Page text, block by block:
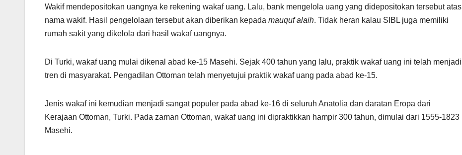
Wakif mendepositokan uangnya ke rekening wakaf uang. Lalu, bank mengelola uang yang didepositokan tersebut atas
nama wakif. Hasil pengelolaan tersebut akan diberikan kepada mauquf alaih. Tidak heran kalau SIBL juga memiliki
rumah sakit yang dikelola dari hasil wakaf uangnya.
Di Turki, wakaf uang mulai dikenal abad ke-15 Masehi. Sejak 400 tahun yang lalu, praktik wakaf uang ini telah menjadi
tren di masyarakat. Pengadilan Ottoman telah menyetujui praktik wakaf uang pada abad ke-15.
Jenis wakaf ini kemudian menjadi sangat populer pada abad ke-16 di seluruh Anatolia dan daratan Eropa dari
Kerajaan Ottoman, Turki. Pada zaman Ottoman, wakaf uang ini dipraktikkan hampir 300 tahun, dimulai dari 1555-1823
Masehi.